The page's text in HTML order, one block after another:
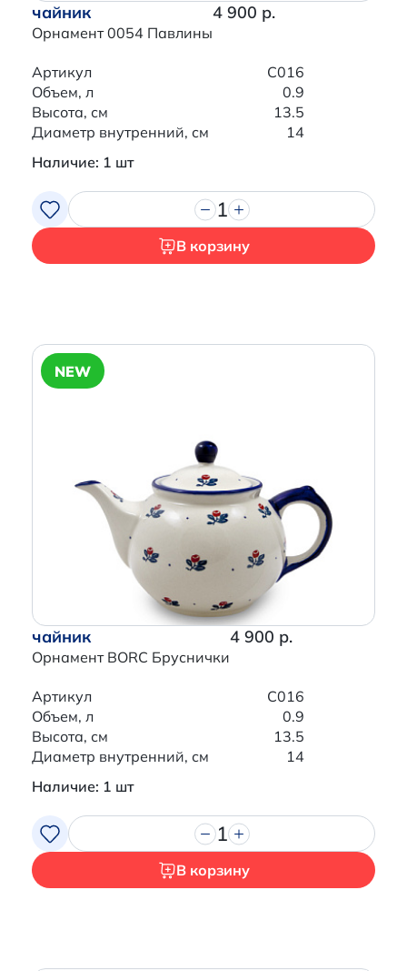
чайник
Орнамент 0054 Павлины
4 900 р.
Артикул
C016
Объем, л
0.9
Высота, см
13.5
Диаметр внутренний, см
14
Наличие: 1 шт
1
В корзину
NEW
чайник
Орнамент BORC Бруснички
4 900 р.
Артикул
C016
Объем, л
0.9
Высота, см
13.5
Диаметр внутренний, см
14
Наличие: 1 шт
1
В корзину